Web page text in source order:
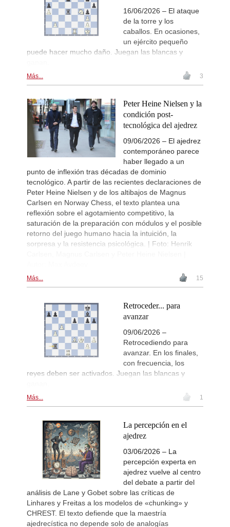
16/06/2026 – El ataque
de la torre y los
caballos. En ocasiones,
un ejército pequeño
puede hacer mucho daño. Juegan las blancas y
Más... 3
Peter Heine Nielsen y la
condición post-
tecnológica del ajedrez
09/06/2026 – El ajedrez
contemporáneo parece
haber llegado a un
punto de inflexión tras décadas de dominio
tecnológico. A partir de las recientes declaraciones de
Peter Heine Nielsen y de los altibajos de Magnus
Carlsen en Norway Chess, el texto plantea una
reflexión sobre el agotamiento competitivo, la
saturación de la preparación con módulos y el posible
retorno del juego humano hacia la intuición, la
sorpresa y la resistencia psicológica. | Foto: Henrik
Más... 15
Retroceder... para
avanzar
09/06/2026 –
Retrocediendo para
avanzar. En los finales,
con frecuencia, los
reyes deben ser activados. Juegan las blancas y
Más... 1
La percepción en el
ajedrez
03/06/2026 – La
percepción experta en
ajedrez vuelve al centro
del debate a partir del
análisis de Lane y Gobet sobre las críticas de
Linhares y Freitas a los modelos de «chunking» y
CHREST. El texto defiende que la maestría
ajedrecística no depende solo de analogías